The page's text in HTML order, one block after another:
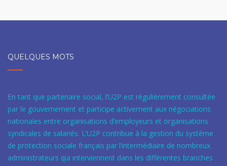
QUELQUES MOTS
En tant que partenaire social, l’U2P est régulièrement consultée
par le gouvernement et participe activement aux négociations
nationales entre organisations d’employeurs et organisations
syndicales de salariés. L’U2P contribue à la gestion du système
de protection sociale français par l’intermédiaire de nombreux
administrateurs qui interviennent dans les différentes branches